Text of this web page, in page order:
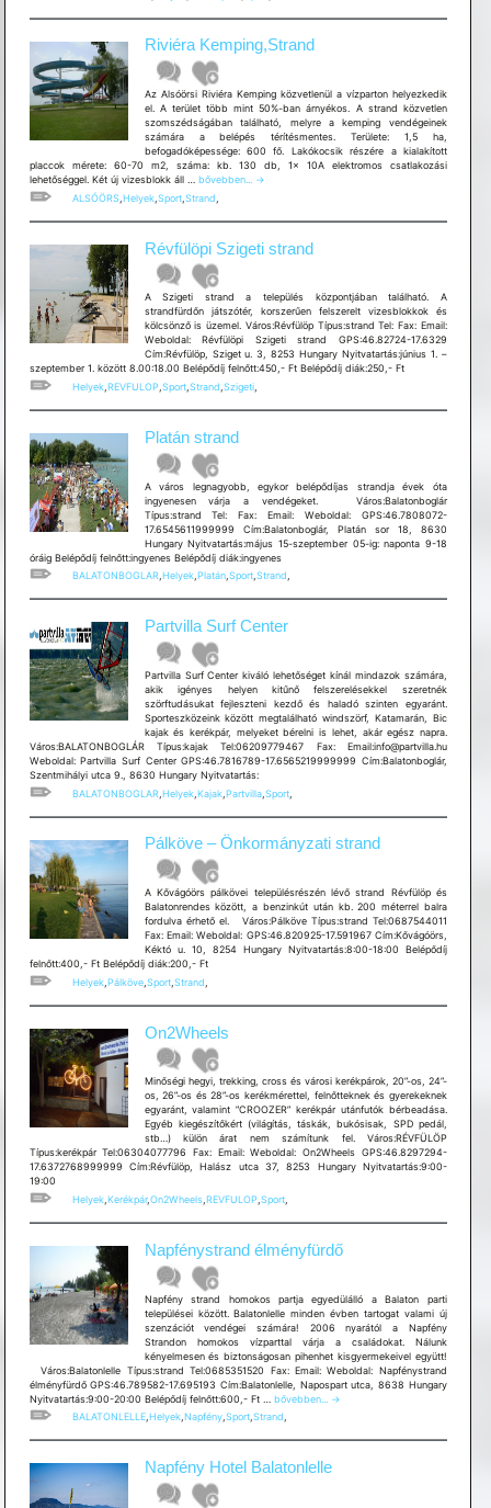
Riviéra Kemping,Strand
Az Alsóörsi Riviéra Kemping közvetlenül a vízparton helyezkedik
el. A terület több mint 50%-ban árnyékos. A strand közvetlen
szomszédságában található, melyre a kemping vendégeinek
számára a belépés térítésmentes. Területe: 1,5 ha,
befogadóképessége: 600 fő. Lakókocsik részére a kialakított
placcok mérete: 60-70 m2, száma: kb. 130 db, 1x 10A elektromos csatlakozási
lehetőséggel. Két új vizesblokk áll … Riviéra
Kemping,Strand
bővebben...
→
ALSÓÖRS, Helyek, Sport, Strand
Révfülöpi Szigeti strand
A Szigeti strand a település központjában található. A
strandfürdőn játszótér, korszerűen felszerelt vizesblokkok és
kölcsönző is üzemel. Város:Révfülöp Típus:strand Tel: Fax: Email:
Weboldal: Révfülöpi Szigeti strand GPS:46.82724-17.6329
Cím:Révfülöp, Sziget u. 3, 8253 Hungary Nyitvatartás:június 1. –
szeptember 1. között 8.00:18.00 Belépődíj felnőtt:450,- Ft Belépődíj diák:250,- Ft
Helyek, REVFULOP, Sport, Strand Szigeti,
Platán strand
A város legnagyobb, egykor belépődíjas strandja évek óta
ingyenesen várja a vendégeket. Város:Balatonboglár
Típus:strand Tel: Fax: Email: Weboldal: GPS:46.7808072-
17.6545611999999 Cím:Balatonboglár, Platán sor 18, 8630
Hungary Nyitvatartás:május 15-szeptember 05-ig: naponta 9-18
óráig Belépődíj felnőtt:ingyenes Belépődíj diák:ingyenes
BALATONBOGLAR,Helyek,Platán,Sport,Strand,
Partvilla Surf Center
Partvilla Surf Center kiváló lehetőséget kínál mindazok számára,
akik igényes helyen kitűnő felszerelésekkel szeretnék
szörftudásukat fejleszteni kezdő és haladó szinten egyaránt.
Sporteszközeink között megtalálható windszörf, Katamarán, Bic
kajak és kerékpár, melyeket bérelni is lehet, akár egész napra.
Város:BALATONBOGLÁR Típus:kajak Tel:06209779467 Fax: Email:info@partvilla.hu
Weboldal: Partvilla Surf Center GPS:46.7816789-17.6565219999999 Cím:Balatonboglár,
Szentmihályi utca 9., 8630 Hungary Nyitvatartás:
BALATONBOGLAR, Helyek, Kajak, Partvilla, Sport,
Pálköve – Önkormányzati strand
A Kővágóörs pálkövei településrészén lévő strand Révfülöp és
Balatonrendes között, a benzinkút után kb. 200 méterrel balra
fordulva érhető el. Város:Pálköve Típus:strand Tel:0687544011
Fax: Email: Weboldal: GPS:46.820925-17.591967 Cím:Kővágóörs,
Kéktó u. 10, 8254 Hungary Nyitvatartás:8:00-18:00 Belépődíj
felnőtt:400,- Ft Belépődíj diák:200,- Ft
Helyek, Pálköve, Sport, Strand
On2Wheels
Minőségi hegyi, trekking, cross és városi kerékpárok, 20”-os, 24”-
os, 26”-os és 28”-os kerékmérettel, felnőtteknek és gyerekeknek
egyaránt, valamint ”CROOZER” kerékpár utánfutók bérbeadása.
Egyéb kiegészítőkért (világítás, táskák, bukósisak, SPD pedál,
stb…) külön árat nem számítunk fel. Város:RÉVFÜLÖP
Típus:kerékpár Tel:06304077796 Fax: Email: Weboldal: On2Wheels GPS:46.8297294-
17.6372768999999 Cím:Révfülöp, Halász utca 37, 8253 Hungary Nyitvatartás:9:00-
19:00
Helyek, Kerékpár,On2Wheels, REVFULOP, Sport,
Napfénystrand élményfürdő
Napfény strand homokos partja egyedülálló a Balaton parti
települései között. Balatonlelle minden évben tartogat valami új
szenzációt vendégei számára! 2006 nyarától a Napfény
Strandon homokos vízparttal várja a családokat. Nálunk
kényelmesen és biztonságosan pihenhet kisgyermekeivel együtt!
Város:Balatonlelle Típus:strand Tel:0685351520 Fax: Email: Weboldal: Napfénystrand
élményfürdő GPS:46.789582-17.695193 Cím:Balatonlelle, Napospart utca, 8638 Hungary
Nyitvatartás:9:00-20:00 Belépődíj felnőtt:600,- Ft … Napfénystrand
élményfürdő
bővebben...
→
BALATONLELLE,Helyek,Napfény,Sport,Strand,
Napfény Hotel Balatonlelle